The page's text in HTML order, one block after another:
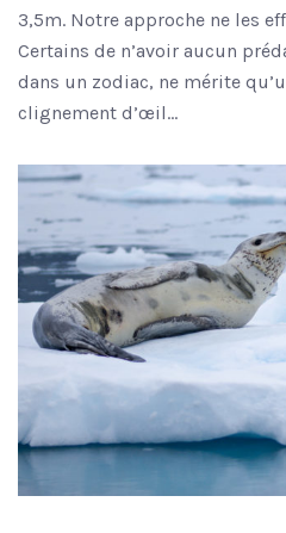
3,5m. Notre approche ne les
Certains de n’avoir aucun
dans un zodiac, ne mérite
clignement d’œil…